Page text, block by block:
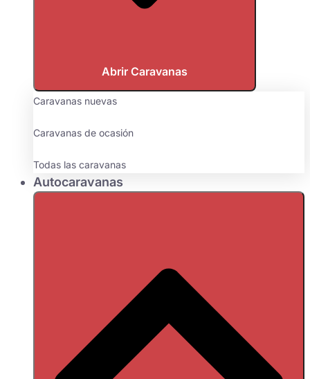
Abrir Caravanas
Caravanas nuevas
Caravanas de ocasión
Todas las caravanas
Autocaravanas